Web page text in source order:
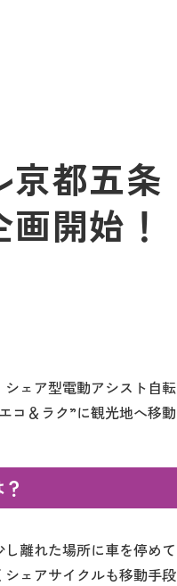
京都五
開始！
ェア型電動アシスト自
コ＆ラク”に観光地へ移動
離れた場所に車を停め
ェアサイクルも移動手